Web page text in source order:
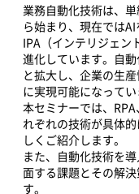
業務自動化技術は、
ら始まり、現在では
IPA（インテリジェン
進化しています。自
と拡大し、企業の生
に実現可能になってい
本セミナーでは、
れぞれの技術が具体
しくご紹介します。
また、自動化技術を
面する課題とその解
す。